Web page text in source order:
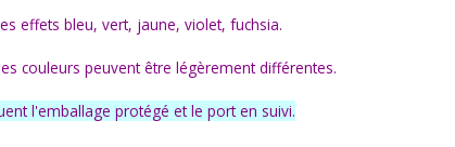
effets bleu, vert, jaune, violet, fuchsia.
couleurs peuvent être légèrement différentes.
l'emballage protégé et le port en suivi.